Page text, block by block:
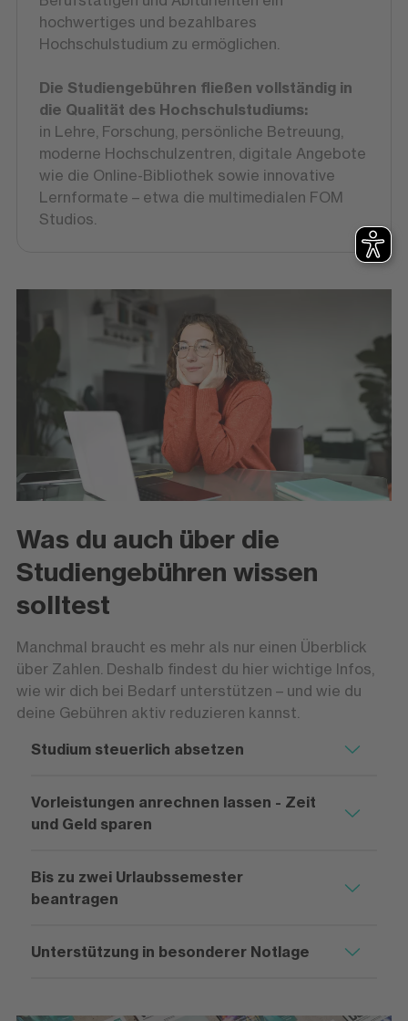
hochwertiges und bezahlbares
Hochschulstudium zu ermöglichen.
Die Studiengebühren fließen vollständig in
die Qualität des Hochschulstudiums:
in Lehre, Forschung, persönliche Betreuung,
moderne Hochschulzentren, digitale Angebote
wie die Online-Bibliothek sowie innovative
Lernformate – etwa die multimedialen FOM
Studios.
Was du auch über die
Studiengebühren wissen
solltest
Manchmal braucht es mehr als nur einen Überblick
über Zahlen. Deshalb findest du hier wichtige Infos,
wie wir dich bei Bedarf unterstützen – und wie du
deine Gebühren aktiv reduzieren kannst.
Studium steuerlich absetzen
Vorleistungen anrechnen lassen - Zeit
und Geld sparen
Bis zu zwei Urlaubssemester
beantragen
Unterstützung in besonderer Notlage